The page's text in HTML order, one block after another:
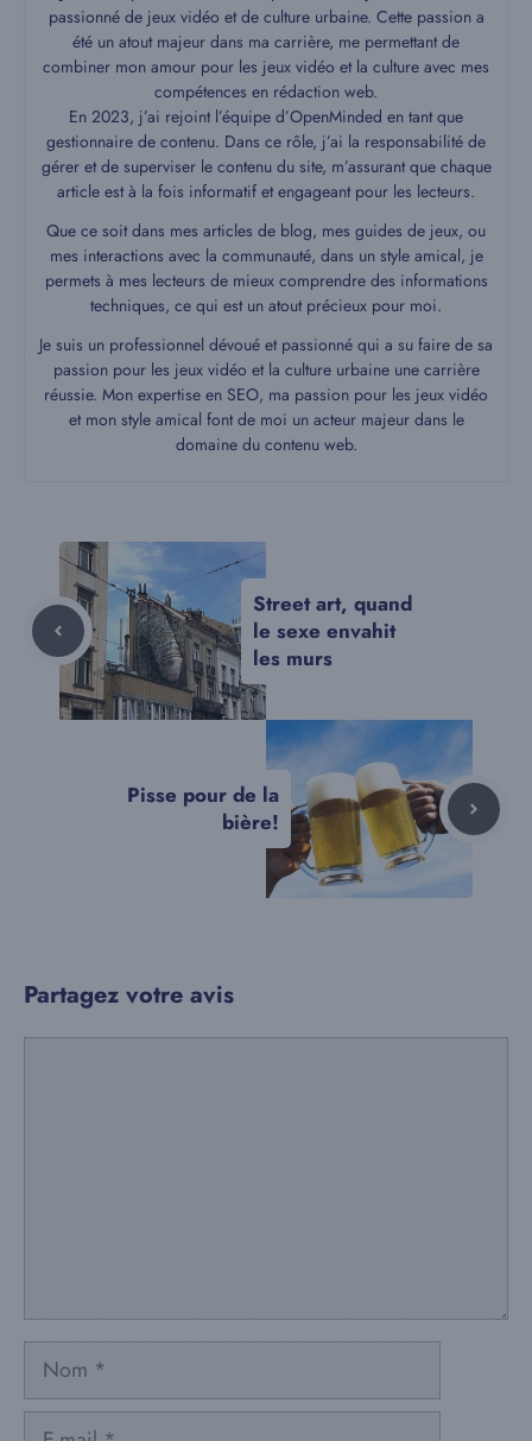
passionné de jeux vidéo et de culture urbaine. Cette passion a
été un atout majeur dans ma carrière, me permettant de
combiner mon amour pour les jeux vidéo et la culture avec mes
compétences en rédaction web.
En 2023, j’ai rejoint l’équipe d’OpenMinded en tant que
gestionnaire de contenu. Dans ce rôle, j’ai la responsabilité de
gérer et de superviser le contenu du site, m’assurant que chaque
article est à la fois informatif et engageant pour les lecteurs.
Que ce soit dans mes articles de blog, mes guides de jeux, ou
mes interactions avec la communauté, dans un style amical, je
permets à mes lecteurs de mieux comprendre des informations
techniques, ce qui est un atout précieux pour moi.
Je suis un professionnel dévoué et passionné qui a su faire de sa
passion pour les jeux vidéo et la culture urbaine une carrière
réussie. Mon expertise en SEO, ma passion pour les jeux vidéo
et mon style amical font de moi un acteur majeur dans le
domaine du contenu web.
Street art, quand
le sexe envahit
les murs
Pisse pour de la
bière!
Partagez votre avis
Nom